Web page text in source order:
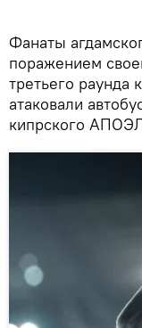
Фанаты
поражением
третьего раунда
атаковали
кипрского